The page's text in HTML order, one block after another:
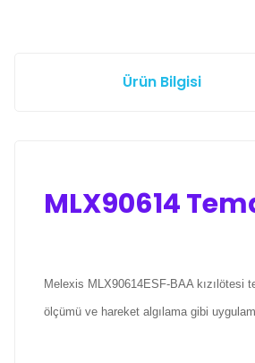
Ürün Bilgisi
MLX90614
Melexis MLX90614ESF-BAA kızılötesi
ölçümü ve hareket algılama gibi